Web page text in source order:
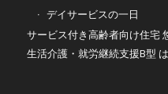
デイサービスの一日
サービス付き高齢者向け住宅
生活介護・就労継続支援B型